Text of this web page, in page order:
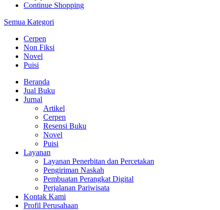
Continue Shopping
Semua Kategori
Cerpen
Non Fiksi
Novel
Puisi
Beranda
Jual Buku
Jurnal
Artikel
Cerpen
Resensi Buku
Novel
Puisi
Layanan
Layanan Penerbitan dan Percetakan
Pengiriman Naskah
Pembuatan Perangkat Digital
Perjalanan Pariwisata
Kontak Kami
Profil Perusahaan